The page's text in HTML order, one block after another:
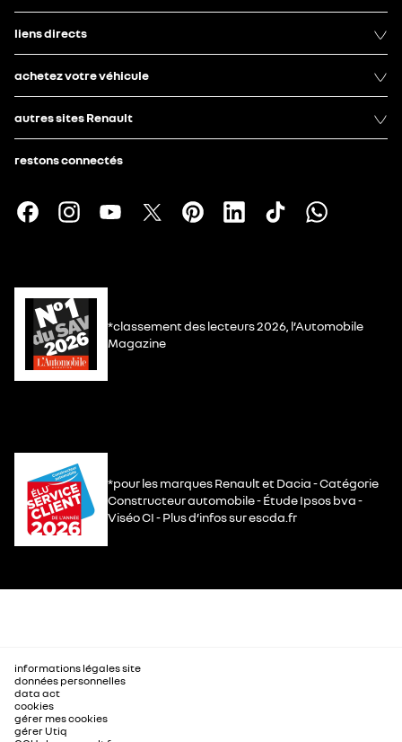
liens directs
achetez votre véhicule
autres sites Renault
restons connectés
*classement des lecteurs 2026, l’Automobile
Magazine
*pour les marques Renault et Dacia - Catégorie
Constructeur automobile - Étude Ipsos bva -
Viséo CI - Plus d’infos sur escda.fr
informations légales site
données personnelles
data act
cookies
gérer mes cookies
gérer Utiq